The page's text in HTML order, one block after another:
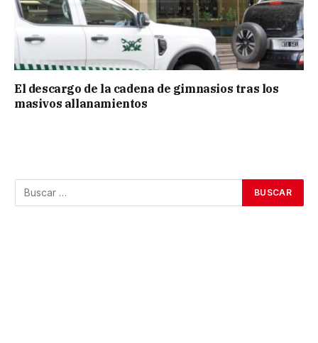
El descargo de la cadena de gimnasios tras los
masivos allanamientos